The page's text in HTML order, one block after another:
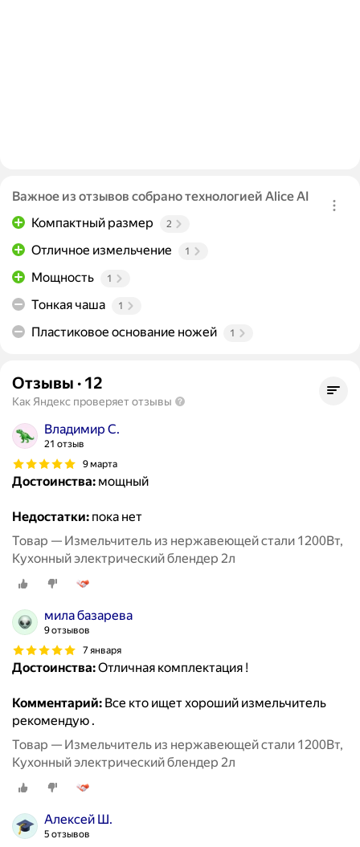
Важное из отзывов собрано технологией Alice AI
Компактный размер
2
Отличное измельчение 1
Мощность 1
Тонкая чаша 1
Пластиковое основание ножей 1
Отзывы · 12
Как Яндекс проверяет отзывы
Владимир С.
21 отзыв
9 марта
Достоинства: мощный
Недостатки: пока нет
Товар — Измельчитель из нержавеющей стали 1200Вт,
Кухонный электрический блендер 2л
мила базарева
9 отзывов
7 января
Достоинства:Отличная комплектация !
Комментарий: Все кто ищет хороший измельчитель
рекомендую .
Товар — Измельчитель из нержавеющей стали 1200Вт,
Кухонный электрический блендер 2л
Алексей Ш.
5 отзывов